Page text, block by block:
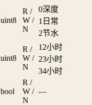
uint8
R /
W /
N
0深度
1 日常
2节水
uint8
R /
W /
N
1 2小时
23小时
34小时
bool
R /
W /
N
—